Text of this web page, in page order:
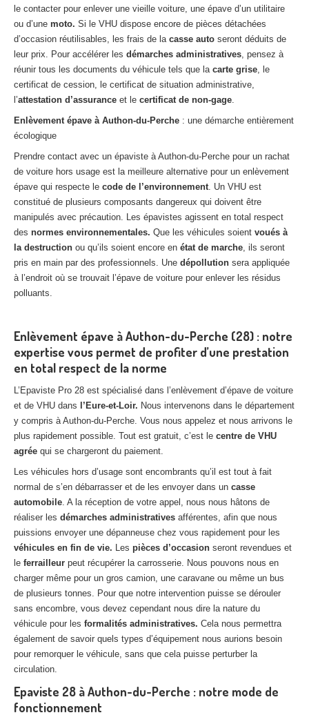
le contacter pour enlever une vieille voiture, une épave d’un utilitaire
ou d’une moto. Si le VHU dispose encore de pièces détachées
d’occasion réutilisables, les frais de la casse auto seront déduits de
leur prix. Pour accélérer les démarches administratives, pensez à
réunir tous les documents du véhicule tels que la carte grise, le
certificat de cession, le certificat de situation administrative,
l’attestation d’assurance et le certificat de non-gage.
Enlèvement épave à Authon-du-Perche : une démarche entièrement
écologique
Prendre contact avec un épaviste à Authon-du-Perche pour un rachat
de voiture hors usage est la meilleure alternative pour un enlèvement
épave qui respecte le code de l’environnement. Un VHU est
constitué de plusieurs composants dangereux qui doivent être
manipulés avec précaution. Les épavistes agissent en total respect
des normes environnementales. Que les véhicules soient voués à
la destruction ou qu’ils soient encore en état de marche, ils seront
pris en main par des professionnels. Une dépollution sera appliquée
à l’endroit où se trouvait l’épave de voiture pour enlever les résidus
polluants.
Enlèvement épave à Authon-du-Perche (28) : notre
expertise vous permet de profiter d’une prestation
en total respect de la norme
L’Epaviste Pro 28 est spécialisé dans l’enlèvement d’épave de voiture
et de VHU dans
l’Eure-et-Loir. Nous intervenons dans le département
y compris à Authon-du-Perche. Vous nous appelez et nous arrivons le
plus rapidement possible. Tout est gratuit, c’est le centre de VHU
agrée qui se chargeront du paiement.
Les véhicules hors d’usage sont encombrants qu’il est tout à fait
normal de s’en débarrasser et de les envoyer dans un casse
automobile. A la réception de votre appel, nous nous hâtons de
réaliser les démarches administratives afférentes, afin que nous
puissions envoyer une dépanneuse chez vous rapidement pour les
véhicules en fin de vie. Les pièces d’occasion seront revendues et
le ferrailleur peut récupérer la carrosserie. Nous pouvons nous en
charger même pour un gros camion, une caravane ou même un bus
de plusieurs tonnes. Pour que notre intervention puisse se dérouler
sans encombre, vous devez cependant nous dire la nature du
véhicule pour les formalités administratives. Cela nous permettra
également de savoir quels types d’équipement nous aurions besoin
pour remorquer le véhicule, sans que cela puisse perturber la
circulation.
Epaviste 28 à Authon-du-Perche : notre mode de
fonctionnement